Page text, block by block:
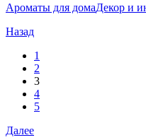
Ароматы для домаДекор и
Назад
1
2
3
4
5
Далее